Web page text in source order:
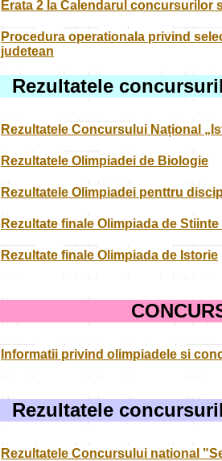
Erata 2 la Calendarul concursurilor
Procedura operationala privind
judetean
Rezultatele
Rezultatele Concursului Național
Rezultatele Olimpiadei de Biologie
Rezultatele Olimpiadei penttru
Rezultate finale Olimpiada de
Rezultate finale Olimpiada de Istorie
Informatii privind olimpiadele si
Rezultatele
Rezultatele Concursului national